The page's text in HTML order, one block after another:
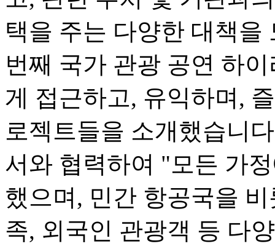
택을 주는 다양한 대책을
번째 국가 관광 공연 하
게 접근하고, 유익하며,
로젝트들을 소개했습니
서와 협력하여 "모든 가
했으며, 민간 항공국을
족, 외국인 관광객 등 다